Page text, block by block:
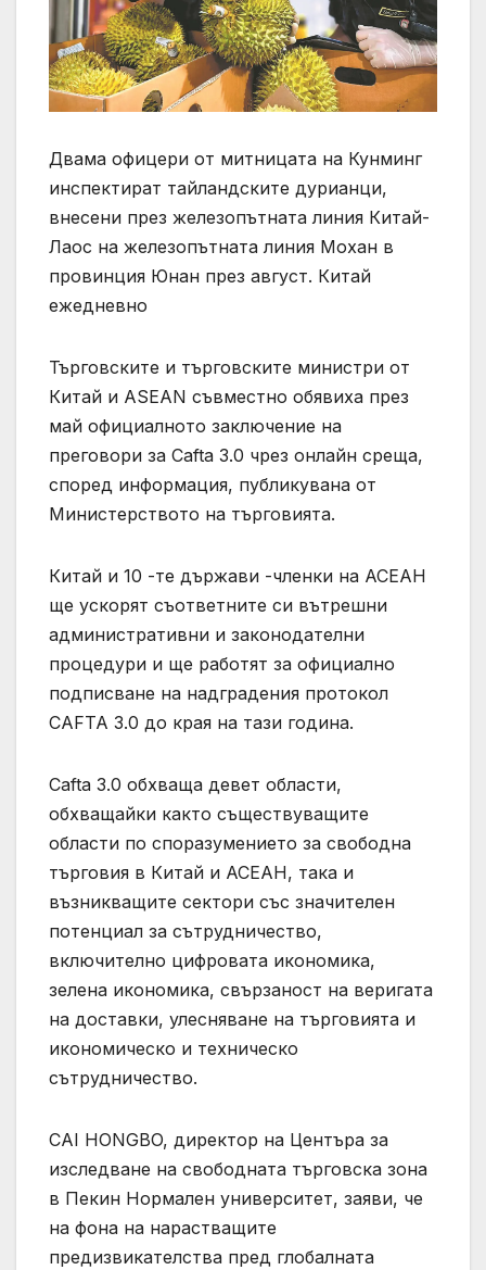
Двама офицери от митницата на Кунминг
инспектират тайландските дурианци,
внесени през железопътната линия Китай-
Лаос на железопътната линия Мохан в
провинция Юнан през август. Китай
ежедневно
Търговските и търговските министри от
Китай и ASEAN съвместно обявиха през
май официалното заключение на
преговори за Cafta 3.0 чрез онлайн среща,
според информация, публикувана от
Министерството на търговията.
Китай и 10 -те държави -членки на АСЕАН
ще ускорят съответните си вътрешни
административни и законодателни
процедури и ще работят за официално
подписване на надградения протокол
CAFTA 3.0 до края на тази година.
Cafta 3.0 обхваща девет области,
обхващайки както съществуващите
области по споразумението за свободна
търговия в Китай и АСЕАН, така и
възникващите сектори със значителен
потенциал за сътрудничество,
включително цифровата икономика,
зелена икономика, свързаност на веригата
на доставки, улесняване на търговията и
икономическо и техническо
сътрудничество.
CAI HONGBO, директор на Центъра за
изследване на свободната търговска зона
в Пекин Нормален университет, заяви, че
на фона на нарастващите
предизвикателства пред глобалната